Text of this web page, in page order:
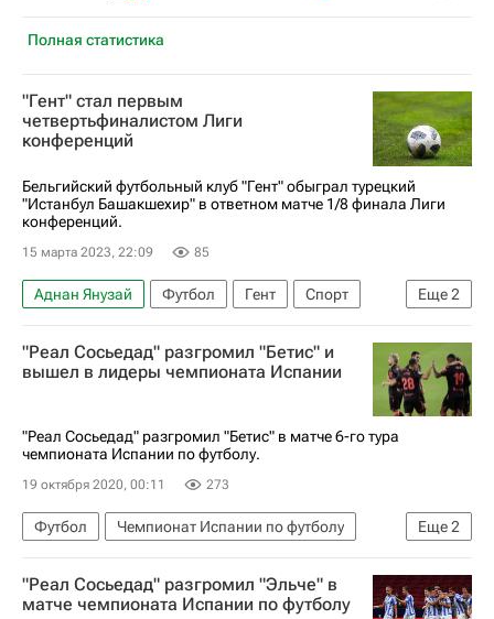
Полная статистика
"Гент" стал первым
четвертьфиналистом Лиги
конференций
Бельгийский футбольный клуб "Гент" обыграл турецкий
"Истанбул Башакшехир" в ответном матче 1/8 финала Лиги
конференций.
15 марта 2023, 22:09 85
Еще2
Аднан Янузай Футбол Гент
Спорт
Уго Кейперс
Истанбул Башакшехир
"Реал Сосьедад" разгромил "Бетис" и
вышел в лидеры чемпионата Испании
"Реал Сосьедад" разгромил "Бетис" в матче 6-го тура
чемпионата Испании по футболу.
19 октября 2020, 00:11 273
Еще2
Футбол
Чемпионат Испании по футболу
Реал Сосьедад
Бетис
"Реал Сосьедад" разгромил "Эльче" в
матче чемпионата Испании по футболу